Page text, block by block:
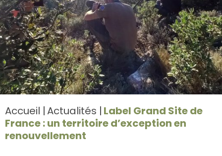
Accueil Actualités Label Grand Site de
France : un territoire d’exception en
renouvellement